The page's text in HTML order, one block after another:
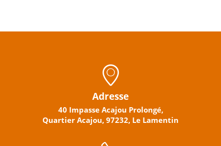
Adresse
40 Impasse Acajou Prolongé,
Quartier Acajou, 97232, Le Lamentin